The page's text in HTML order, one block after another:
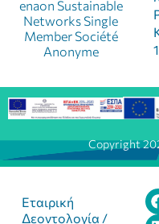
enaon Sustainable
Networks Single
Member Société
Anonyme
Copyright
Εταιρική
Δεοντολογία /